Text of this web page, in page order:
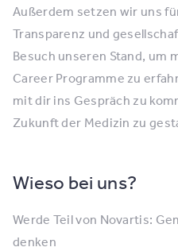
Außerdem setzen wir uns
Transparenz und
Besuch unseren Stand, um
Career Programme zu
mit dir ins Gespräch zu
Zukunft der Medizin zu
Wieso bei uns?
Werde Teil von Novartis:
denken